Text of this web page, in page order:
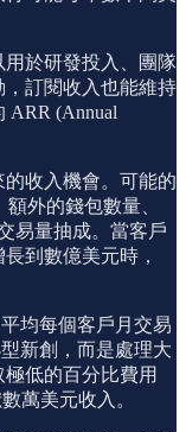
於研發投入、團隊
訂閱收入也能維持
ARR (Annual
收入機會。可能的
外的錢包數量、
易量抽成。當客戶
到數億美元時，
均每個客戶月交易
新創，而是處理大
低的百分比費用
萬美元收入。